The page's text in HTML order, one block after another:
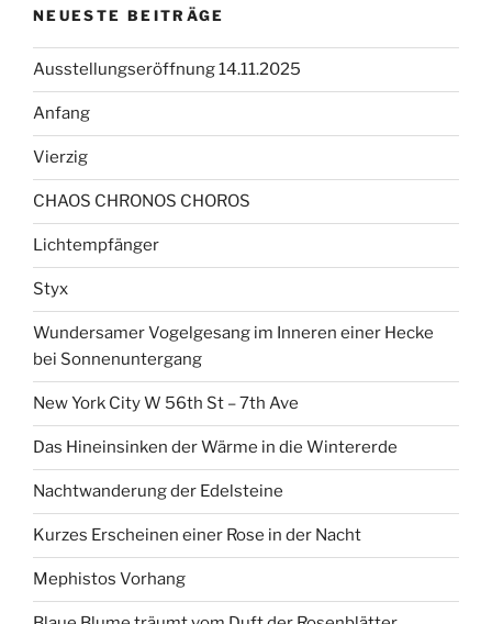
NEUESTE BEITRÄGE
Ausstellungseröffnung 14.11.2025
Anfang
Vierzig
CHAOS CHRONOS CHOROS
Lichtempfänger
Styx
Wundersamer Vogelgesang im Inneren einer Hecke
bei Sonnenuntergang
New York City W 56th St – 7th Ave
Das Hineinsinken der Wärme in die Wintererde
Nachtwanderung der Edelsteine
Kurzes Erscheinen einer Rose in der Nacht
Mephistos Vorhang